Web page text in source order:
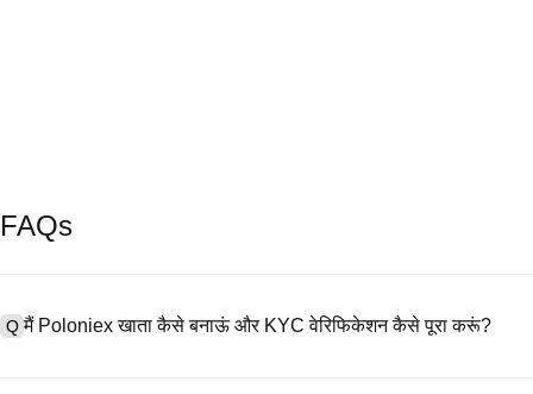
FAQs
Q मैं Poloniex खाता कैसे बनाऊं और KYC वेरिफिकेशन कैसे पूरा करूं?